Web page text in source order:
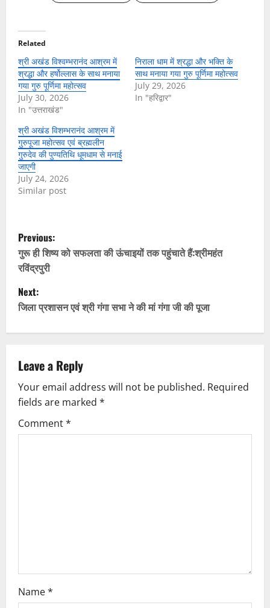
Related
श्री अखंड विश्वम्भरानंद आश्रम में
श्रद्धा और हर्षोल्लास के साथ मनाया
गया गुरु पूर्णिमा महोत्सव
July 30, 2026
In "उत्तराखंड"
निराला धाम में श्रद्धा और भक्ति के
साथ मनाया गया गुरु पूर्णिमा महोत्सव
July 29, 2026
In "हरिद्वार"
श्री अखंड विशम्भरानंद आश्रम में
गुरुपूजा महोत्सव एवं ब्रह्मलीन
गुरुदेव की पुण्यतिथि धूमधाम से मनाई
जाएगी
July 24, 2026
Similar post
P
o
s
t
n
a
v
i
g
Previous:
गुरू ही शिष्य को सफलता की ऊंचाइयों तक पहुंचाते हैं:श्रीमहंत
रविंद्रपुरी
Next:
जिला प्रशासन एवं श्री गंगा सभा ने की मां गंगा जी की पूजा
Leave a Reply
Your email address will not be published. Required
fields are marked *
Comment*
Name*